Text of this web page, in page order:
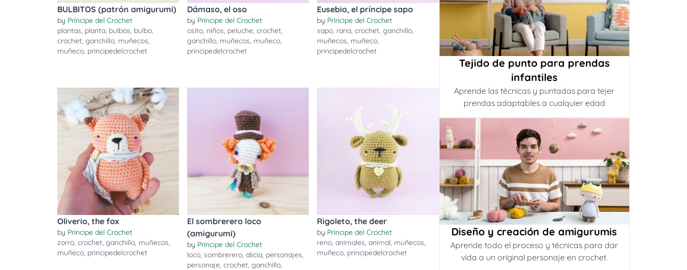
BULBITOS (patrón amigurumi)
by Príncipe del Crochet
plantas, planta, bulbos, bulbo,
crochet, ganchillo, muñecos,
muñeco, principedelcrochet
Dámaso, el oso
by Príncipe del Crochet
osito, niños, peluche,crochet,
ganchillo, muñecos, muñeco,
principedelcrochet
Eusebio, el príncipe sapo
by Príncipe del Crochet
sapo, rana,crochet,ganchillo,
muñecos, muñeco,
principedelcrochet
Oliverio, the fox
by Príncipe del Crochet
zorro, crochet, ganchillo, muñecos,
muñeco, principedelcrochet
El sombrerero loco
(amigurumi)
by Príncipe del Crochet
loco,sombrerero,alicia, personajes,
personaje,crochet,ganchillo,
Rigoleto, the deer
by Príncipe del Crochet
reno,animales,animal, muñecos,
muñeco, principedelcrochet
Tejido de punto para prendas
infantiles
Aprende las técnicas y puntadas para tejer
prendas adaptables a cualquier edad
Diseño y creación de amigurumis
Aprende todo el proceso y técnicas para dar
vida a un original personaje en crochet.